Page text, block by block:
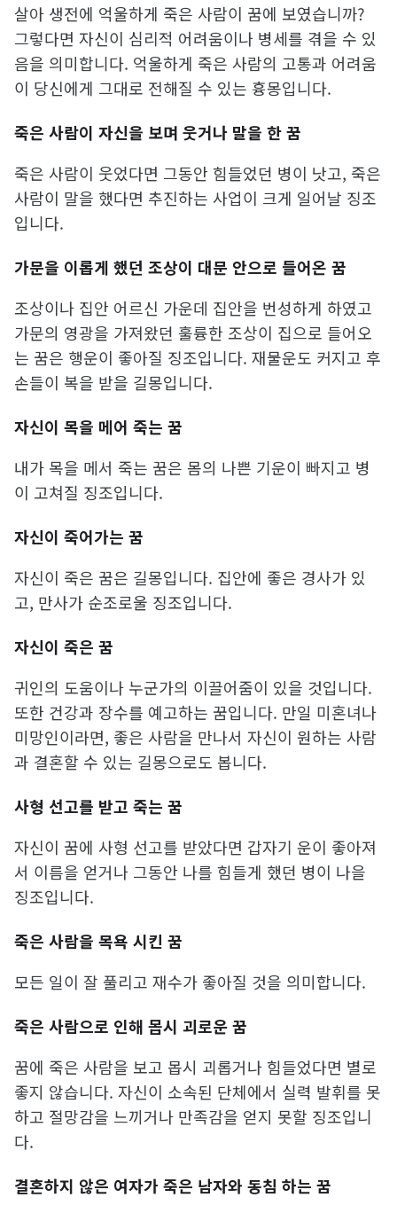
살아 생전에 억울하게 죽은 사람이 꿈에 보였습니까?
그렇다면 자신이 심리적 어려움이나 병세를 겪을 수 있
음을 의미합니다. 억울하게 죽은 사람의 고통과 어려움
이 당신에게 그대로 전해질 수 있는 흉몽입니다.
죽은 사람이 자신을 보며 웃거나 말을 한 꿈
죽은 사람이 웃었다면 그동안 힘들었던 병이 낫고, 죽은
사람이 말을 했다면 추진하는 사업이 크게 일어날 징조
입니다.
가문을 이롭게 했던 조상이 대문 안으로 들어온 꿈
조상이나 집안 어르신 가운데 집안을 번성하게 하였고
가문의 영광을 가져왔던 훌륭한 조상이 집으로 들어오
는 꿈은 행운이 좋아질 징조입니다. 재물운도 커지고 후
손들이 복을 받을 길몽입니다.
자신이 목을 메어 죽는 꿈
내가 목을 메서 죽는 꿈은 몸의 나쁜 기운이 빠지고 병
이 고쳐질 징조입니다.
자신이 죽어가는 꿈
자신이 죽은 꿈은 길몽입니다. 집안에 좋은 경사가 있
고, 만사가 순조로울 징조입니다.
자신이 죽은 꿈
귀인의 도움이나 누군가의 이끌어줌이 있을 것입니다.
또한 건강과 장수를 예고하는 꿈입니다. 만일 미혼녀나
미망인이라면, 좋은 사람을 만나서 자신이 원하는 사람
과 결혼할 수 있는 길몽으로도 봅니다.
사형 선고를 받고 죽는 꿈
자신이 꿈에 사형 선고를 받았다면 갑자기 운이 좋아져
서 이름을 얻거나 그동안 나를 힘들게 했던 병이 나을
징조입니다.
죽은 사람을 목욕 시킨 꿈
모든 일이 잘 풀리고 재수가 좋아질 것을 의미합니다.
죽은 사람으로 인해 몹시 괴로운 꿈
꿈에 죽은 사람을 보고 몹시 괴롭거나 힘들었다면 별로
좋지 않습니다. 자신이 소속된 단체에서 실력 발휘를 못
하고 절망감을 느끼거나 만족감을 얻지 못할 징조입니
다.
결혼하지 않은 여자가 죽은 남자와 동침 하는 꿈